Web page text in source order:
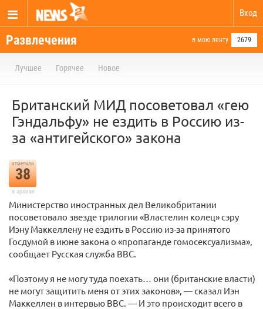
Вход
Развлечения в мою ленту 2679
Лучшее Горячее Новое
Британский МИД посоветовал «гею
Гэндальфу» не ездить в Россию из-
за «антигейского» закона
отметили
38
в архиве
Министерство иностранных дел Великобритании
посоветовало звезде трилогии «Властелин колец» сэру
Иэну Маккеллену не ездить в Россию из-за принятого
Госдумой в июне закона о «пропаганде гомосексуализма»,
сообщает Русская служба BBC.
«Поэтому я не могу туда поехать… они (британские власти)
не могут защитить меня от этих законов», — сказал Иэн
Маккеллен в интервью BBC. — И это происходит всего в